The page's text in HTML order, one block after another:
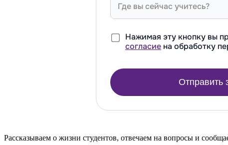
Где вы сейчас учитесь?
Нажимая эту кнопку вы
согласие на обработку
Отправить
Рассказываем о жизни студентов, отвечаем на вопросы и